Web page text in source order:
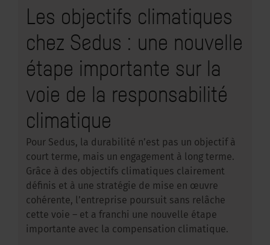
Les objectifs climatiques
chez Sedus : une nouvelle
étape importante sur la
voie de la responsabilité
climatique
Pour Sedus, la durabilité n’est pas un objectif à
court terme, mais un engagement à long terme.
Grâce à des objectifs climatiques clairement
définis et à une stratégie de mise en œuvre
cohérente, l’entreprise poursuit sans relâche
cette voie – et a franchi une nouvelle étape
importante avec la compensation climatique.